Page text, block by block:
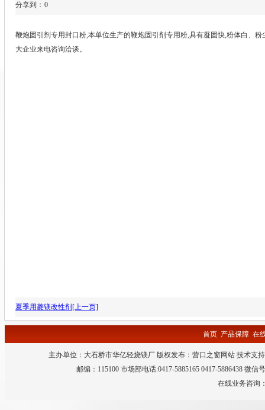
分享到： 0
鞭炮固引剂专用封口粉,本单位生产的鞭炮固引剂专用粉,具有凝固快,粉体白、
大企业来电咨询洽谈。
夏季用菱镁改性剂[上一页]
首页 产品保障 在
主办单位：大石桥市华亿轻烧镁厂 版权发布： 营口之窗网站 技术支
邮编：115100 市场部电话:0417-5885165 0417-5886438 微
在线业务咨询